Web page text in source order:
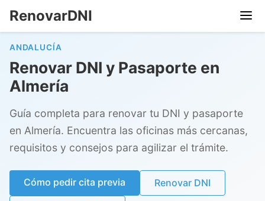
RenovarDNI
ANDALUCÍA
Renovar DNI y Pasaporte en
Almería
Guía completa para renovar tu DNI y pasaporte
en Almería. Encuentra las oficinas más cercanas,
requisitos y consejos para agilizar el trámite.
Cómo pedir cita previa Renovar DNI